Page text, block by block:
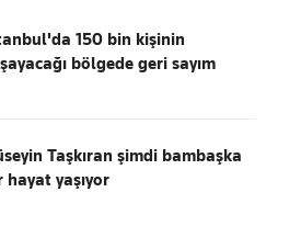
150 bin kişinin
bölgede geri sayım
Taşkıran şimdi bambaşka
hayat yaşıyor